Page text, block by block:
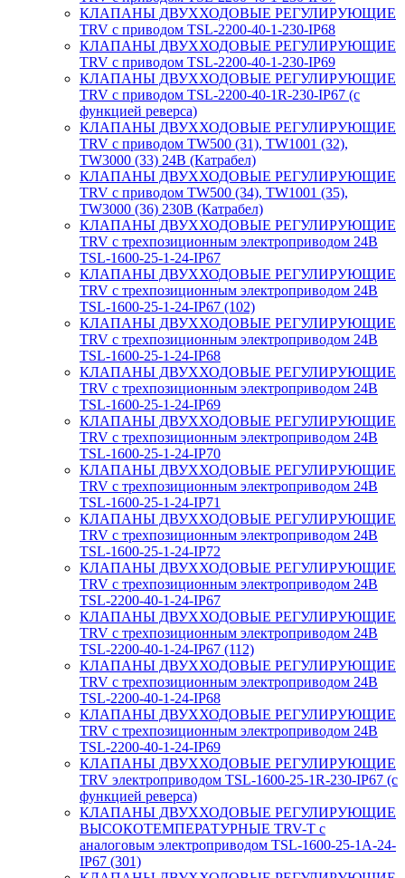
КЛАПАНЫ ДВУХХОДОВЫЕ РЕГУЛИРУЮЩИЕ
TRV с приводом TSL-2200-40-1-230-IP68
КЛАПАНЫ ДВУХХОДОВЫЕ РЕГУЛИРУЮЩИЕ
TRV с приводом TSL-2200-40-1-230-IP69
КЛАПАНЫ ДВУХХОДОВЫЕ РЕГУЛИРУЮЩИЕ
TRV с приводом TSL-2200-40-1R-230-IP67 (с
функцией реверса)
КЛАПАНЫ ДВУХХОДОВЫЕ РЕГУЛИРУЮЩИЕ
TRV с приводом TW500 (31), TW1001 (32),
TW3000 (33) 24В (Катрабел)
КЛАПАНЫ ДВУХХОДОВЫЕ РЕГУЛИРУЮЩИЕ
TRV с приводом TW500 (34), TW1001 (35),
TW3000 (36) 230В (Катрабел)
КЛАПАНЫ ДВУХХОДОВЫЕ РЕГУЛИРУЮЩИЕ
TRV с трехпозиционным электроприводом 24В
TSL-1600-25-1-24-IP67
КЛАПАНЫ ДВУХХОДОВЫЕ РЕГУЛИРУЮЩИЕ
TRV с трехпозиционным электроприводом 24В
TSL-1600-25-1-24-IP67 (102)
КЛАПАНЫ ДВУХХОДОВЫЕ РЕГУЛИРУЮЩИЕ
TRV с трехпозиционным электроприводом 24В
TSL-1600-25-1-24-IP68
КЛАПАНЫ ДВУХХОДОВЫЕ РЕГУЛИРУЮЩИЕ
TRV с трехпозиционным электроприводом 24В
TSL-1600-25-1-24-IP69
КЛАПАНЫ ДВУХХОДОВЫЕ РЕГУЛИРУЮЩИЕ
TRV с трехпозиционным электроприводом 24В
TSL-1600-25-1-24-IP70
КЛАПАНЫ ДВУХХОДОВЫЕ РЕГУЛИРУЮЩИЕ
TRV с трехпозиционным электроприводом 24В
TSL-1600-25-1-24-IP71
КЛАПАНЫ ДВУХХОДОВЫЕ РЕГУЛИРУЮЩИЕ
TRV с трехпозиционным электроприводом 24В
TSL-1600-25-1-24-IP72
КЛАПАНЫ ДВУХХОДОВЫЕ РЕГУЛИРУЮЩИЕ
TRV с трехпозиционным электроприводом 24В
TSL-2200-40-1-24-IP67
КЛАПАНЫ ДВУХХОДОВЫЕ РЕГУЛИРУЮЩИЕ
TRV с трехпозиционным электроприводом 24В
TSL-2200-40-1-24-IP67 (112)
КЛАПАНЫ ДВУХХОДОВЫЕ РЕГУЛИРУЮЩИЕ
TRV с трехпозиционным электроприводом 24В
TSL-2200-40-1-24-IP68
КЛАПАНЫ ДВУХХОДОВЫЕ РЕГУЛИРУЮЩИЕ
TRV с трехпозиционным электроприводом 24В
TSL-2200-40-1-24-IP69
КЛАПАНЫ ДВУХХОДОВЫЕ РЕГУЛИРУЮЩИЕ
TRV электроприводом TSL-1600-25-1R-230-IP67 (с
функцией реверса)
КЛАПАНЫ ДВУХХОДОВЫЕ РЕГУЛИРУЮЩИЕ
ВЫСОКОТЕМПЕРАТУРНЫЕ TRV-T с
аналоговым электроприводом TSL-1600-25-1А-24-
IP67 (301)